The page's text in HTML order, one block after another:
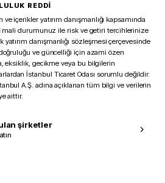
REDDİ
içerikler yatırım danışmanlığı kapsamında
mali durumunuz ile risk ve getiri tercihlerinize
danışmanlığı sözleşmesi çerçevesinde
ve güncelliği için azami özen
eksiklik, gecikme veya bu bilgilerin
İstanbul Ticaret Odası sorumlu değildir.
A.Ş. adına açıklanan tüm bilgi ve verilerin
aittir.
şirketler